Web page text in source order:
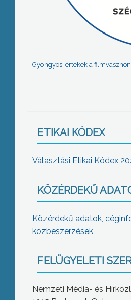
Gyöngyösi értékek a filmvásznon
ETIKAI KÓDEX
Választási Etikai Kódex
KÖZÉRDEKŰ
Közérdekű adatok,
közbeszerzések
FELÜGYELETI
Nemzeti Média- és